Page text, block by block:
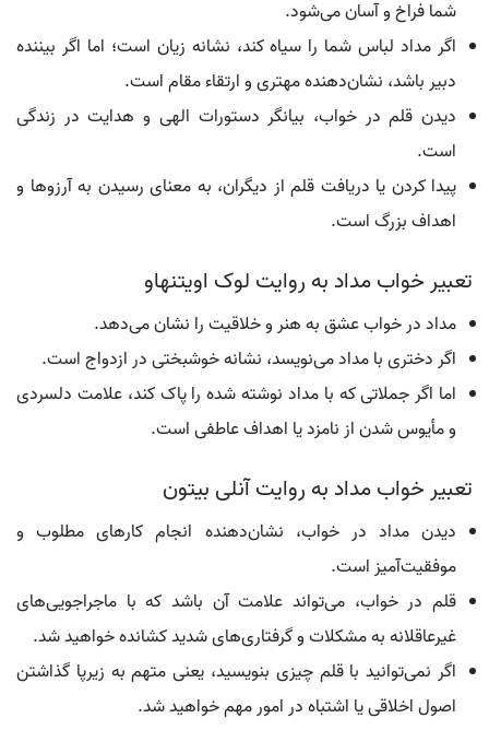
شما فراخ و آسان می‌شود.
اگر مداد لباس شما را سیاه کند، نشانه زیان است؛ اما اگر بیننده
دبیر باشد، نشان‌دهنده مهتری و ارتقاء مقام است.
دیدن قلم در خواب، بیانگر دستورات الهی و هدایت در زندگی
است.
پیدا کردن یا دریافت قلم از دیگران، به معنای رسیدن به آرزوها و
اهداف بزرگ است.
تعبیر خواب مداد به روایت لوک اویتنهاو
مداد در خواب عشق به هنر و خلاقیت را نشان می‌دهد.
اگر دختری با مداد می‌نویسد، نشانه خوشبختی در ازدواج است.
اما اگر جملاتی که با مداد نوشته شده را پاک کند، علامت دلسردی
و مأیوس شدن از نامزد یا اهداف عاطفی است.
تعبیر خواب مداد به روایت آنلی بیتون
دیدن مداد در خواب، نشان‌دهنده انجام کارهای مطلوب و
موفقیت‌آمیز است.
قلم در خواب، می‌تواند علامت آن باشد که با ماجراجویی‌های
غیرعاقلانه به مشکلات و گرفتاری‌های شدید کشانده خواهید شد.
اگر نمی‌توانید با قلم چیزی بنویسید، یعنی متهم به زیرپا گذاشتن
اصول اخلاقی یا اشتباه در امور مهم خواهید شد.